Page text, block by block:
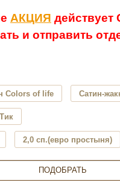
АКЦИЯ
и отправить
Colors of life Сатин-
Тик
2,0 сп.(евро простыня)